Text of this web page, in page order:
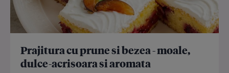
Prajitura cu prune si bezea - moale,
dulce-acrisoara si aromata